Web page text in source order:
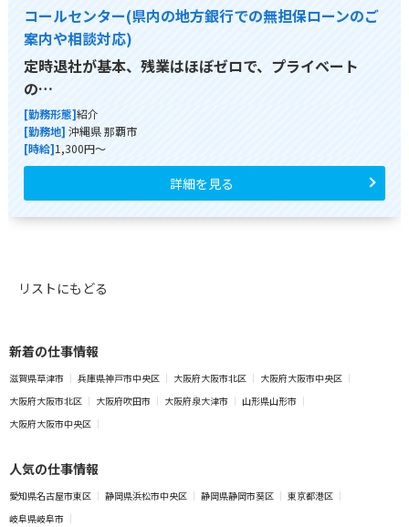
コールセンター(県内の地方銀行での無担保ローンのご
案内や相談対応)
定時退社が基本、残業はほぼゼロで、プライベート
の…
[勤務形態]紹介
[勤務地] 沖縄県 那覇市
[時給]1,300円～
詳細を見る
リストにもどる
新着の仕事情報
滋賀県草津市 兵庫県神戸市中央区 大阪府大阪市北区
大阪府大阪市中央区
大阪府大阪市北区
大阪府吹田市 大阪府泉大津市
山形県山形市
大阪府大阪市中央区
人気の仕事情報
愛知県名古屋市東区 静岡県浜松市中央区 静岡県静岡市葵区
東京都港区
岐阜県岐阜市